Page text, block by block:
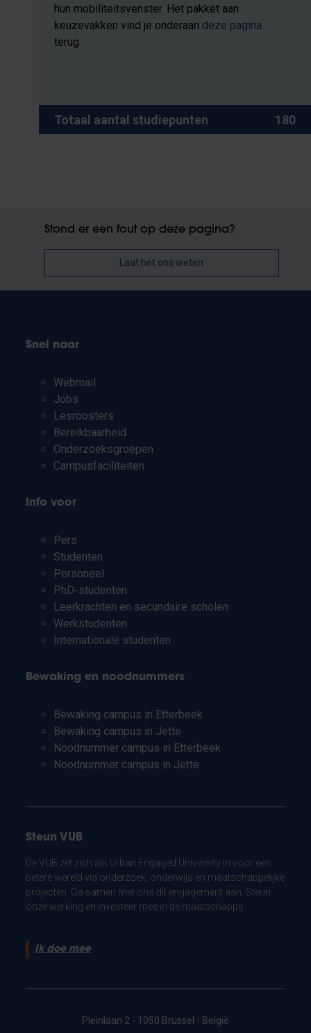
hun mobiliteitsvenster. Het pakket aan
keuzevakken vind je onderaan deze pagina
terug.
Totaal aantal studiepunten 180
Stond er een fout op deze pagina?
Laat het ons weten
Snel naar
Webmail
Jobs
Lesroosters
Bereikbaarheid
Onderzoeksgroepen
Campusfaciliteiten
Info voor
Pers
Studenten
Personeel
PhD-studenten
Leerkrachten en secundaire scholen
Werkstudenten
Internationale studenten
Bewaking en noodnummers
Bewaking campus in Etterbeek
Bewaking campus in Jette
Noodnummer campus in Etterbeek
Noodnummer campus in Jette
Steun VUB
De VUB zet zich als Urban Engaged University in voor een
betere wereld via onderzoek, onderwijs en maatschappelijke
projecten. Ga samen met ons dit engagement aan. Steun
onze werking en investeer mee in de maatschappij.
Ik doe mee
Pleinlaan 2 - 1050 Brussel - België